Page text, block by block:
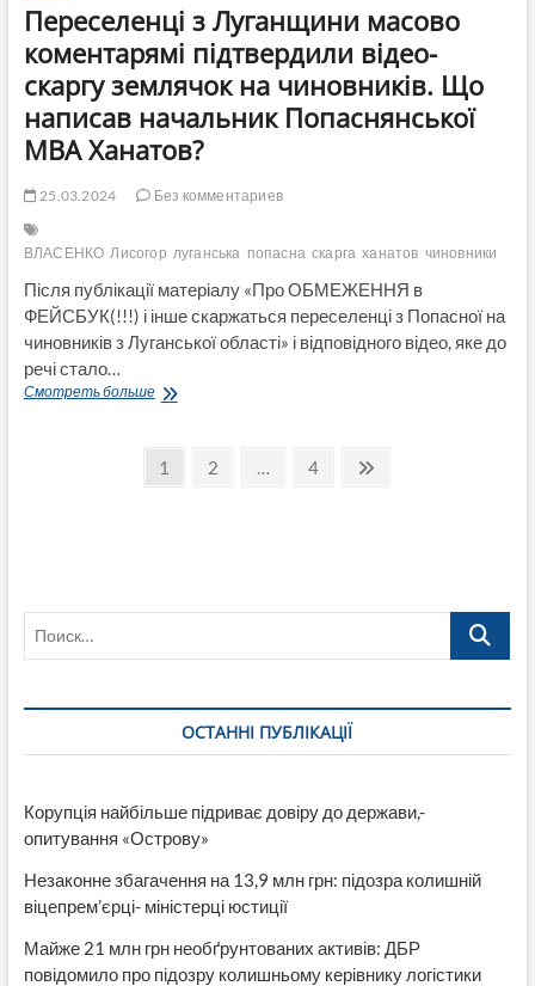
Переселенці з Луганщини масово
коментарямі підтвердили відео-
скаргу землячок на чиновників. Що
написав начальник Попаснянської
МВА Ханатов?
25.03.2024 Без комментариев
ВЛАСЕНКО Лисогор луганська попасна скарга ханатов чиновники
Після публікації матеріалу «Про ОБМЕЖЕННЯ в
ФЕЙСБУК(!!!) і інше скаржаться переселенці з Попасної на
чиновників з Луганської області» і відповідного відео, яке до
речі стало…
Смотреть большеПереселенці
коментарямі
МВА
Ханатов?
ПагинацияСтраница
1 Страница
2 … Страница
4
Поиск…
ОСТАННІ ПУБЛІКАЦІЇ
Корупція найбільше підриває довіру до держави,-
опитування «Острову»
Незаконне збагачення на 13,9 млн грн: підозра колишній
віцепрем’єрці- міністерці юстиції
Майже 21 млн грн необґрунтованих активів: ДБР
повідомило про підозру колишньому керівнику логістики